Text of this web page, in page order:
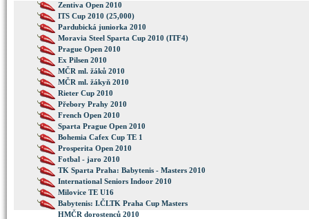
Zentiva Open 2010
ITS Cup 2010 (25,000)
Pardubická juniorka 2010
Moravia Steel Sparta Cup 2010 (ITF4)
Prague Open 2010
Ex Pilsen 2010
MČR ml. žáků 2010
MČR ml. žákyň 2010
Rieter Cup 2010
Přebory Prahy 2010
French Open 2010
Sparta Prague Open 2010
Bohemia Cafex Cup TE 1
Prosperita Open 2010
Fotbal - jaro 2010
TK Sparta Praha: Babytenis - Masters 2010
International Seniors Indoor 2010
Milovice TE U16
Babytenis: I.ČLTK Praha Cup Masters
HMČR dorostenců 2010